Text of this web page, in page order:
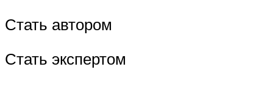
Стать автором
Стать экспертом